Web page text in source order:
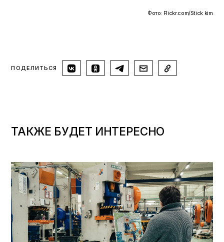
Фото: Flickr.com/Stick kim
ПОДЕЛИТЬСЯ
ТАКЖЕ БУДЕТ ИНТЕРЕСНО